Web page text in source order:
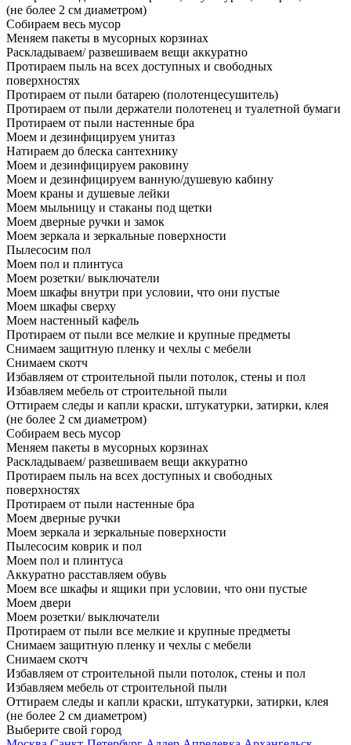
(не более 2 см диаметром)
Собираем весь мусор
Меняем пакеты в мусорных корзинах
Раскладываем/ развешиваем вещи аккуратно
Протираем пыль на всех доступных и свободных
поверхностях
Протираем от пыли батарею (полотенцесушитель)
Протираем от пыли держатели полотенец и туалетной бумаги
Протираем от пыли настенные бра
Моем и дезинфицируем унитаз
Натираем до блеска сантехнику
Моем и дезинфицируем раковину
Моем и дезинфицируем ванную/душевую кабину
Моем краны и душевые лейки
Моем мыльницу и стаканы под щетки
Моем дверные ручки и замок
Моем зеркала и зеркальные поверхности
Пылесосим пол
Моем пол и плинтуса
Моем розетки/ выключатели
Моем шкафы внутри при условии, что они пустые
Моем шкафы сверху
Моем настенный кафель
Протираем от пыли все мелкие и крупные предметы
Снимаем защитную пленку и чехлы с мебели
Снимаем скотч
Избавляем от строительной пыли потолок, стены и пол
Избавляем мебель от строительной пыли
Оттираем следы и капли краски, штукатурки, затирки, клея
(не более 2 см диаметром)
Собираем весь мусор
Меняем пакеты в мусорных корзинах
Раскладываем/ развешиваем вещи аккуратно
Протираем пыль на всех доступных и свободных
поверхностях
Протираем от пыли настенные бра
Моем дверные ручки
Моем зеркала и зеркальные поверхности
Пылесосим коврик и пол
Моем пол и плинтуса
Аккуратно расставляем обувь
Моем все шкафы и ящики при условии, что они пустые
Моем двери
Моем розетки/ выключатели
Протираем от пыли все мелкие и крупные предметы
Снимаем защитную пленку и чехлы с мебели
Снимаем скотч
Избавляем от строительной пыли потолок, стены и пол
Избавляем мебель от строительной пыли
Оттираем следы и капли краски, штукатурки, затирки, клея
(не более 2 см диаметром)
Выберите свой город